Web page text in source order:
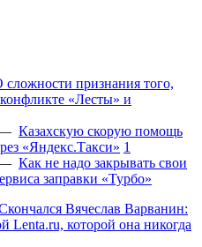
сложности признания того,
«Лесты» и
Казахскую скорую помощь
«Яндекс.Такси» 1
Как не надо закрывать свои
заправки «Турбо»
Вячеслав Варванин:
Lenta.ru, которой она никогда